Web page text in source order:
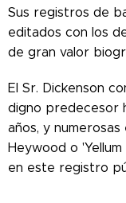
Sus registros de
editados con los
de gran valor
El Sr. Dickenson
digno predecesor
años, y
Heywood o
en este registro